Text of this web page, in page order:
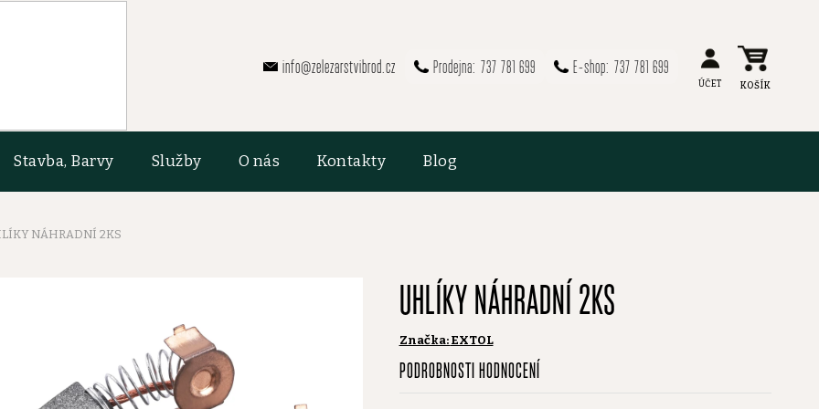
737 781 699
737 781 699
info@zelezarstvibrod.cz
Stavba, Barvy Služby O nás Kontakty Blog
NÁHRADNÍ 2KS
UHLÍKY NÁHRADNÍ 2KS
Průměrné
hodnocení
PODROBNOSTI HODNOCENÍ
Značka: EXTOL